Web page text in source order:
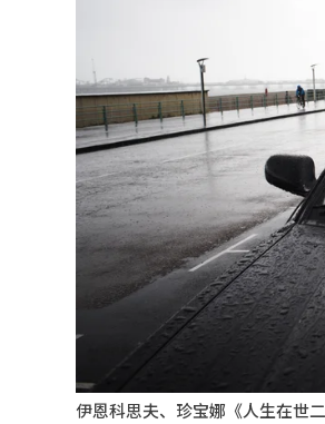
伊恩科思夫、珍宝娜《人生在世